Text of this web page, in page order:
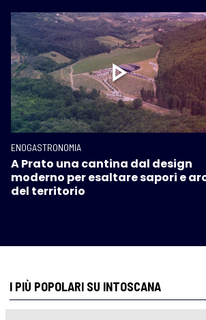
ENOGASTRONOMIA
A Prato una cantina dal design
moderno per esaltare sapori e
del territorio
I PIÙ POPOLARI SU INTOSCANA